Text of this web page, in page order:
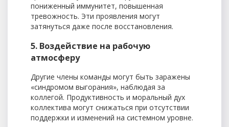
пониженный иммунитет, повышенная
тревожность. Эти проявления могут
затянуться даже после восстановления.
5. Воздействие на рабочую
атмосферу
Другие члены команды могут быть заражены
«синдромом выгорания», наблюдая за
коллегой. Продуктивность и моральный дух
коллектива могут снижаться при отсутствии
поддержки и изменений на системном уровне.